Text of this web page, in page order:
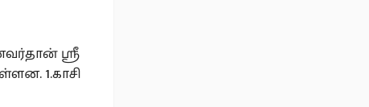
ஸ்ரீ
1.காசி